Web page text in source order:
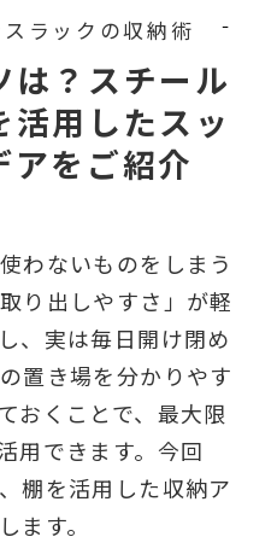
は？スチール
活用したスッ
アをご紹介
わないものをしまう
り出しやすさ」が軽
、実は毎日開け閉め
置き場を分かりやす
おくことで、最大限
用できます。今回
棚を活用した収納ア
ます。